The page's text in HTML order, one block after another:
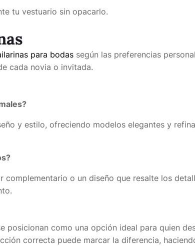
tu vestuario sin opacarlo.
para bodas según las preferencias
cada novia o invitada.
y estilo, ofreciendo modelos elegantes y
complementario o un diseño que resalte los
posicionan como una opción ideal para quien
correcta puede marcar la diferencia,